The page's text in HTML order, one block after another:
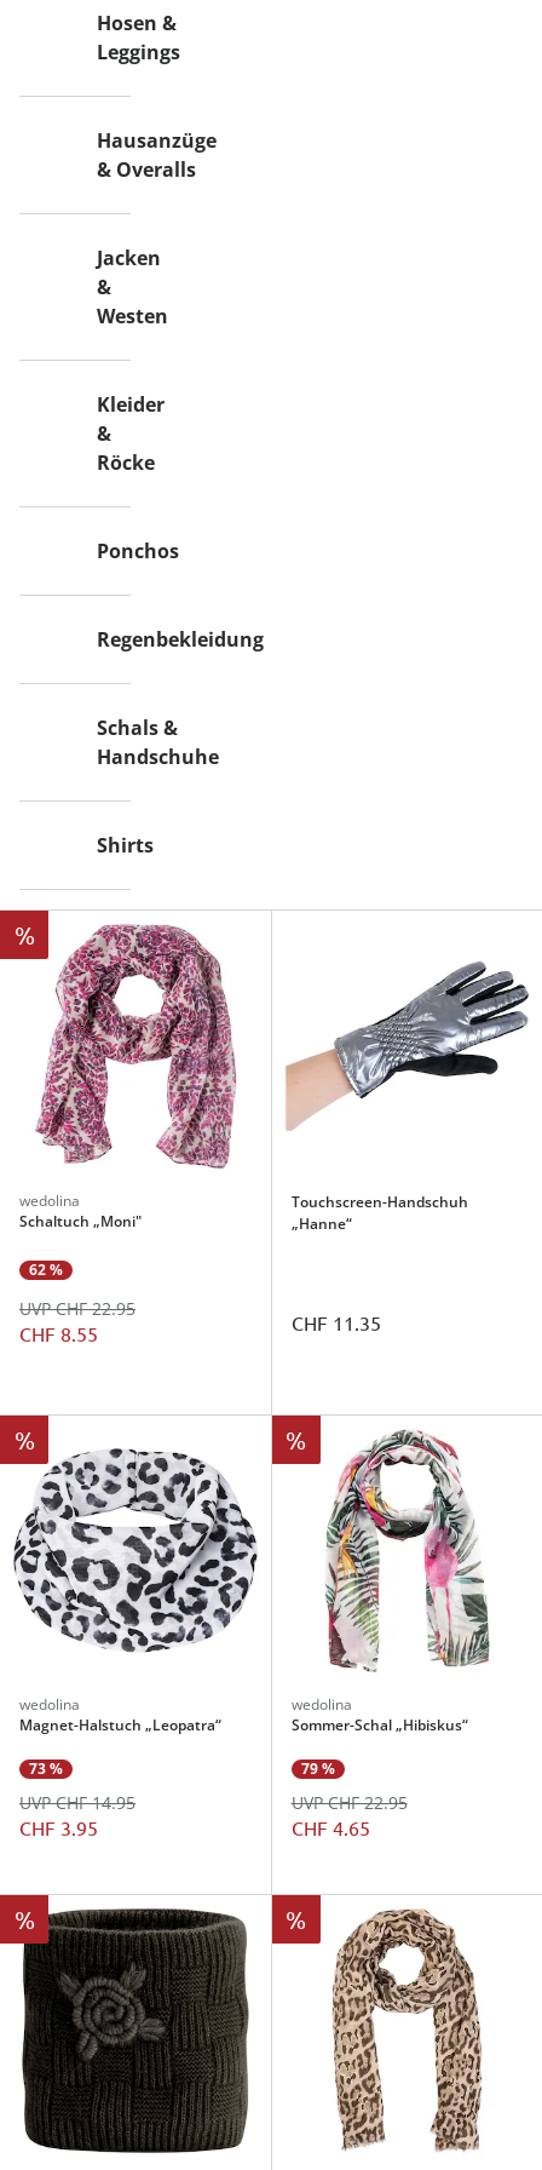
Hosen &
Leggings
Hausanzüge
& Overalls
Jacken
&
Westen
Kleider
&
Röcke
Ponchos
Regenbekleidung
Schals &
Handschuhe
Shirts
%
wedolina
Schaltuch „Moni"
62 %
CHF 8.55
UVP CHF 22.95
Touchscreen-Handschuh
„Hanne“
CHF 11.35
%
wedolina
Magnet-Halstuch „Leopatra“
73 %
CHF 3.95
UVP CHF 14.95
%
wedolina
Sommer-Schal „Hibiskus“
79 %
CHF 4.65
UVP CHF 22.95
% %